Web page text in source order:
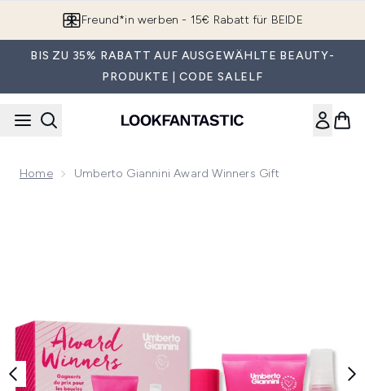
Freund*in werben - 15€ Rabatt für BEIDE
BIS ZU 35% RABATT AUF AUSGEWÄHLTE BEAUTY-
PRODUKTE | CODE SALELF
Home Umberto Giannini Award Winners Gift